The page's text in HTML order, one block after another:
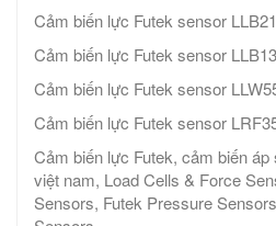
Cảm biến lực Futek sensor
Cảm biến lực Futek sensor
Cảm biến lực Futek sensor
Cảm biến lực Futek sensor
Cảm biến lực Futek, cảm biến áp
việt nam, Load Cells & Force
Sensors, Futek Pressure